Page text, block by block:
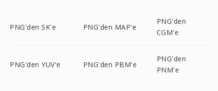
PNG'den SK'e PNG'den MAP'e
PNG'den
CGM'e
PNG'den YUV'e PNG'den PBM'e
PNG'den
PNM'e